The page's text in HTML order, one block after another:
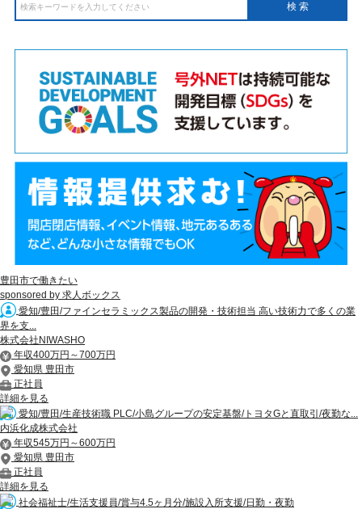
豊田市で働きたい
sponsored by 求人ボックス
愛知/豊田/ファインセラミックス製品の開発・技術担当 高い技術力で多くの業
界を支...
株式会社NIWASHO
年収400万円～700万円
愛知県 豊田市
正社員
詳細を見る
愛知/豊田/生産技術職 PLC/小島グループの安定基盤/トヨタGと直取引/夜勤な...
内浜化成株式会社
年収545万円～600万円
愛知県 豊田市
正社員
詳細を見る
社会福祉士/生活支援員/賞与4.5ヶ月分/施設入所支援/日勤・夜勤